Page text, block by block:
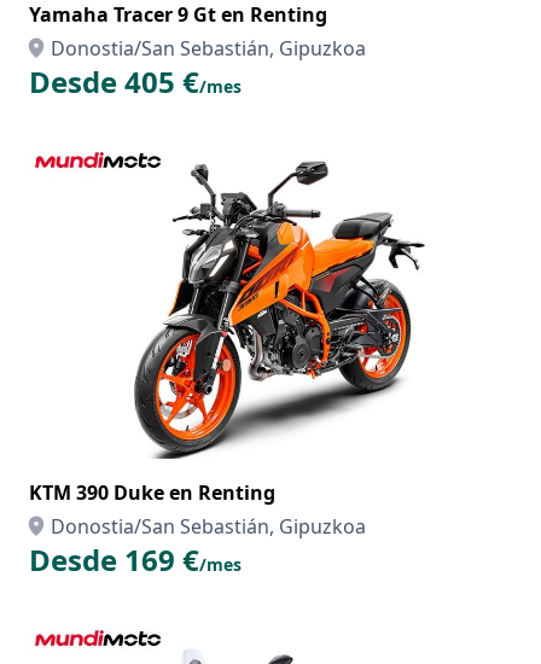
Yamaha Tracer 9 Gt en Renting
Donostia/San Sebastián, Gipuzkoa
Desde 405 €/mes
KTM 390 Duke en Renting
Donostia/San Sebastián, Gipuzkoa
Desde 169 €/mes